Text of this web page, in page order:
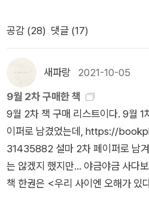
d하는 자도, 고검으로 들어가버린
사건을 조작했던 고문검사 주대평
내시상의 똥검-구쾌의원이 되었으
되려나
의 설정을 잘 종합한다는 것이다.
하세요? 오늘은 토마스 만의 대표작
니다.토마스 만은 1875년 독일의
물상의 아들로 태어났습니다. 한자
아무런 부족함이 없이 자란 토마스
로크 가의 사람들』 속의 이야기처
철두철미한 시민적 기질을 물려받
인 기질을 이어받았습니다. 독일 북
무렵만 하더라도 '한자동맹의 여왕'
지였던 곳이지요. 트라베 강 상류
스 만의 고향이자 그에게 노벨 문학
공감 (28) 댓글 (17)
새파랑 2021-10-05
9월 2차 구매한 책
9월 2차 책 구매 리스트이다. 9월 1
이퍼로 남겼었는데, https://
31435882 설마 2차 페이퍼로 남
는 않겠지 했지만... 야금야금 사다
책 한권은 <우리 사이엔 오해가 있